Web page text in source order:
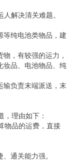
解决清关难题。
等纯电池类物品，建
物，有较强的运力，
妆品、电池物品、纯
输负责末端派送，末
，理由如下：
物品的运费，直接
通关能力强。